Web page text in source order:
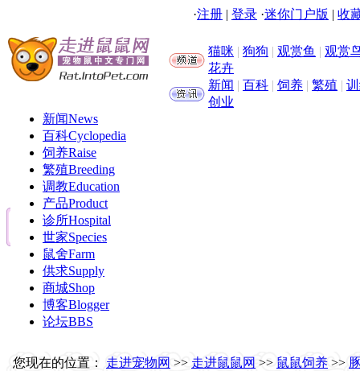
·注册 | 登录 ·迷你门户版 | 收
猫咪 | 狗狗 | 观赏鱼 | 观赏
花卉
新闻 | 百科 | 饲养 | 繁殖 |
创业
新闻News
百科Cyclopedia
饲养Raise
繁殖Breeding
调教Education
产品Product
诊所Hospital
世家Species
鼠舍Farm
供求Supply
商城Shop
博客Blogger
论坛BBS
您现在的位置： 走进宠物网 >> 走进鼠鼠网 >> 鼠鼠饲养 >>